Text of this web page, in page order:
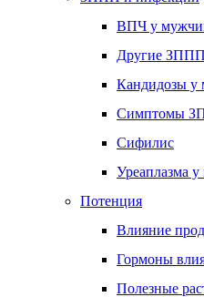
ВПЧ у
Другие ЗППП
Кандидозы у
Симптомы
Сифилис
Уреаплазма
Потенция
Влияние
Гормоны
Полезные